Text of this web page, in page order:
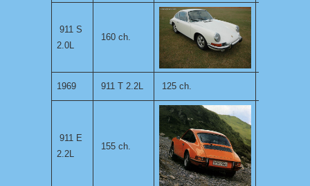
911 S
2.0L
160 ch.
1969 911 T 2.2L 125 ch.
911 E
2.2L
155 ch.